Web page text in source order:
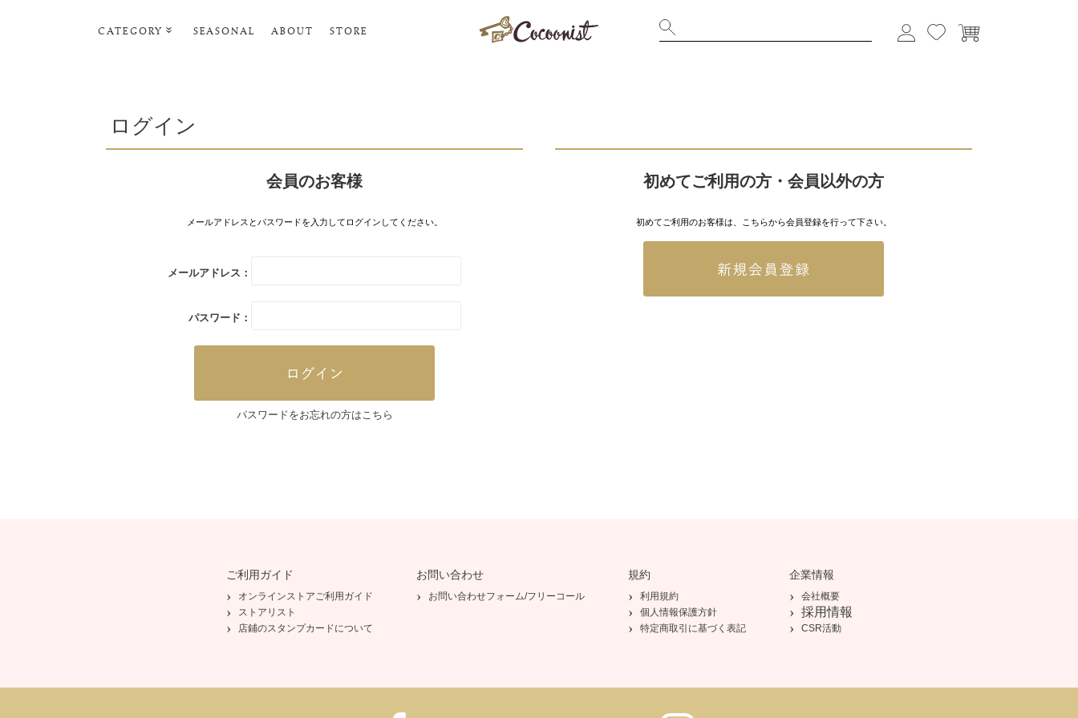
CATEGORY SEASONAL ABOUT STORE
ポーチ･トラベルグッズ
タオル・ヘアバンド
ログイン
会員のお客様
メールアドレスとパスワードを入力してログインしてください。
メールアドレス：
パスワード：
パスワードをお忘れの方はこちら
初めてご利用の方・会員以外の方
初めてご利用のお客様は、こちらから会員登録を行って下さい。
ご利用ガイド
オンラインストアご利用ガイド
ストアリスト
店鋪のスタンプカードについて
お問い合わせ
お問い合わせフォーム/フリーコール
規約
利用規約
個人情報保護方針
特定商取引に基づく表記
企業情報
会社概要
採用情報
CSR活動